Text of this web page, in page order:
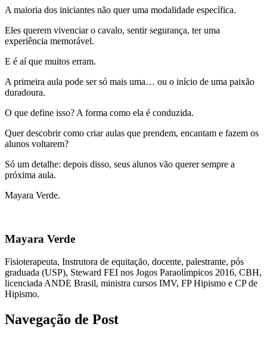
A maioria dos iniciantes não quer uma modalidade específica.
Eles querem vivenciar o cavalo, sentir segurança, ter uma
experiência memorável.
E é aí que muitos erram.
A primeira aula pode ser só mais uma… ou o início de uma paixão
duradoura.
O que define isso? A forma como ela é conduzida.
Quer descobrir como criar aulas que prendem, encantam e fazem os
alunos voltarem?
Só um detalhe: depois disso, seus alunos vão querer sempre a
próxima aula.
Mayara Verde.
Mayara Verde
Fisioterapeuta, Instrutora de equitação, docente, palestrante, pós
graduada (USP), Steward FEI nos Jogos Paraolímpicos 2016, CBH,
licenciada ANDE Brasil, ministra cursos IMV, FP Hipismo e CP de
Hipismo.
Navegação de Post